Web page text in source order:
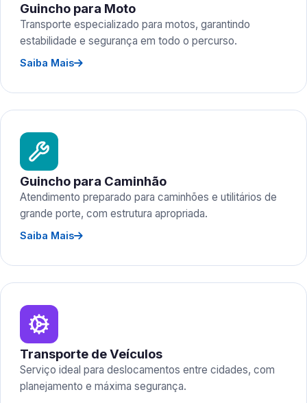
Guincho para Moto
Transporte especializado para motos, garantindo
estabilidade e segurança em todo o percurso.
Saiba Mais
Guincho para Caminhão
Atendimento preparado para caminhões e utilitários de
grande porte, com estrutura apropriada.
Saiba Mais
Transporte de Veículos
Serviço ideal para deslocamentos entre cidades, com
planejamento e máxima segurança.